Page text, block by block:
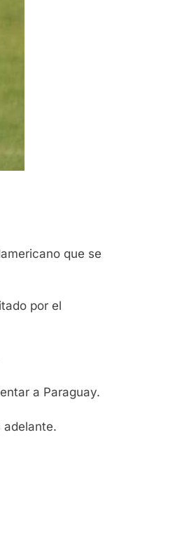
que se
por el
a Paraguay.
adelante.